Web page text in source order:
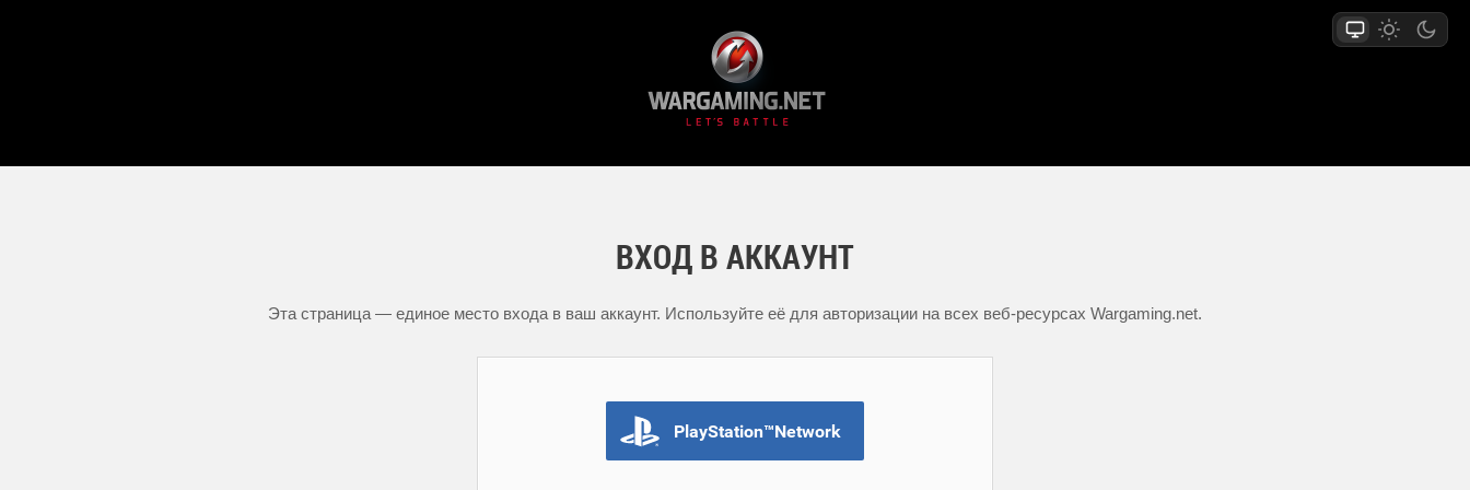
ВХОД В АККАУНТ
Эта страница — единое место входа в ваш аккаунт. Используйте её для авторизации на всех веб-ресурсах Wargaming.net.
PlayStation™Network